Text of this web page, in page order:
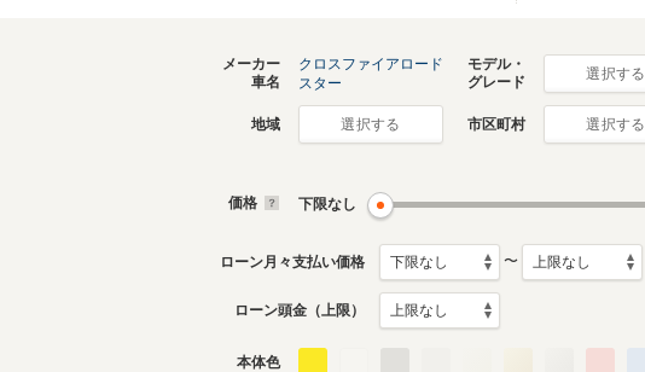
メーカー
車名
クロスファイアロード
スター
モデル・
グレード
選択する
地域 選択する 市区町村 選択する
価格 下限なし
ローン月々支払い価格 〜
ローン頭金（上限）
本体色